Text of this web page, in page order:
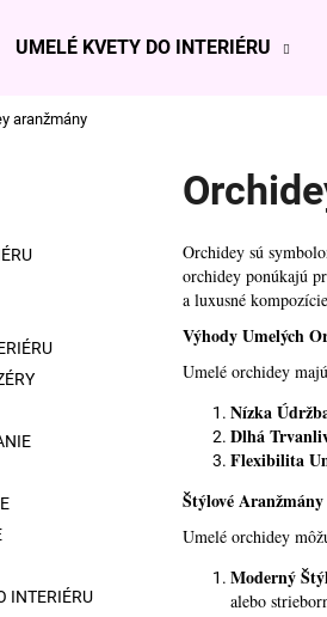
UMELÉ KVETY DO INTERIÉRU
aranžmány
INTERIÉRU
Orchidey sú
orchidey ponúkajú
a luxusné
Výhody Umelých
Umelé orchidey
Nízka
Dlhá
Flexibilita
Štýlové Aranžmány
Umelé orchidey
Moderný
alebo
BIELA MAŠĽA
NÁPISOM
€49